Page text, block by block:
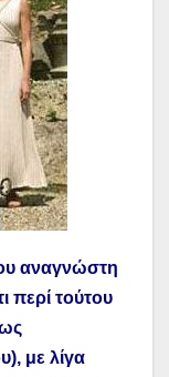
αναγνώστη
περί τούτου
με λίγα